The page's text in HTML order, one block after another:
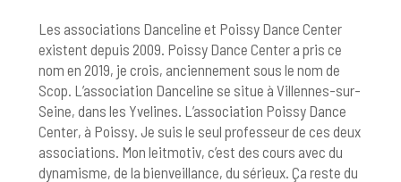
Les associations Danceline et Poissy Dance Center
existent depuis 2009. Poissy Dance Center a pris ce
nom en 2019, je crois, anciennement sous le nom de
Scop. L’association Danceline se situe à Villennes-sur-
Seine, dans les Yvelines. L’association Poissy Dance
Center, à Poissy. Je suis le seul professeur de ces deux
associations. Mon leitmotiv, c’est des cours avec du
dynamisme, de la bienveillance, du sérieux. Ça reste du